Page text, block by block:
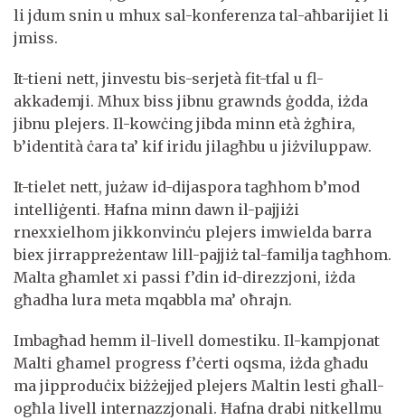
li jdum snin u mhux sal-konferenza tal-aħbarijiet li
jmiss.
It-tieni nett, jinvestu bis-serjetà fit-tfal u fl-
akkademji. Mhux biss jibnu grawnds ġodda, iżda
jibnu plejers. Il-kowċing jibda minn età żgħira,
b’identità ċara ta’ kif iridu jilagħbu u jiżviluppaw.
It-tielet nett, jużaw id-dijaspora tagħhom b’mod
intelliġenti. Ħafna minn dawn il-pajjiżi
rnexxielhom jikkonvinċu plejers imwielda barra
biex jirrappreżentaw lill-pajjiż tal-familja tagħhom.
Malta għamlet xi passi f’din id-direzzjoni, iżda
għadha lura meta mqabbla ma’ oħrajn.
Imbagħad hemm il-livell domestiku. Il-kampjonat
Malti għamel progress f’ċerti oqsma, iżda għadu
ma jipproduċix biżżejjed plejers Maltin lesti għall-
ogħla livell internazzjonali. Ħafna drabi nitkellmu